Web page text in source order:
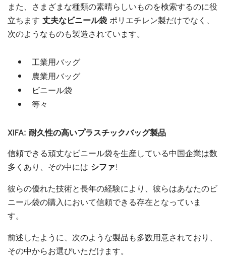
また、さまざまな種類の素晴らしいものを検索するのに役
立ちます 丈夫なビニール袋ポリエチレン製だけでなく、
次のようなものも製造されています。
工業用バッグ
農業用バッグ
ビニール袋
等々
XIFA: 耐久性の高いプラスチックバッグ製品
信頼できる頑丈なビニール袋を生産している中国企業は数
多くあり、その中には シファ!
彼らの優れた技術と長年の経験により、彼らはあなたのビ
ニール袋の購入において信頼できる存在となっていま
す。
前述したように、次のような製品も多数用意されており、
その中からお選びいただけます。